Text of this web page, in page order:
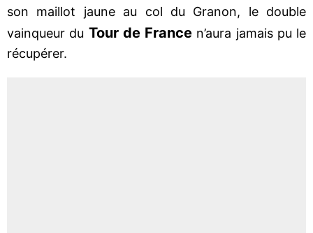
son maillot jaune au col du Granon, le double
vainqueur du Tour de France n’aura jamais pu le
récupérer.